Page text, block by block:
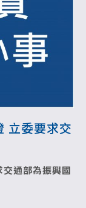
立委要求交
交通部為振興國